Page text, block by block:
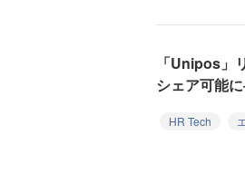
「Unipos」
シェア可能
HR Tech